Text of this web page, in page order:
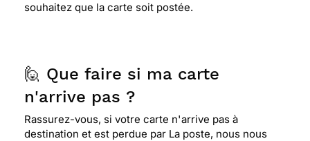
souhaitez que la carte soit postée.
🙋 Que faire si ma carte
n'arrive pas ?
Rassurez-vous, si votre carte n'arrive pas à
destination et est perdue par La poste, nous nous